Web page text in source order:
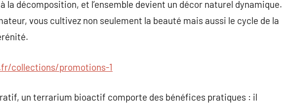
la décomposition, et l’ensemble devient un décor naturel dynamique.
vous cultivez non seulement la beauté mais aussi le cycle de la
collections/promotions-1
un terrarium bioactif comporte des bénéfices pratiques : il